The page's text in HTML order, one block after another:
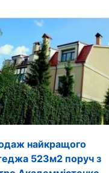
найкращого
523м2 поруч з